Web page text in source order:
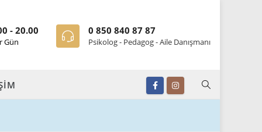
- 20.00
Gün
0 850 840 87 87
Psikolog - Pedagog - Aile Danışmanı